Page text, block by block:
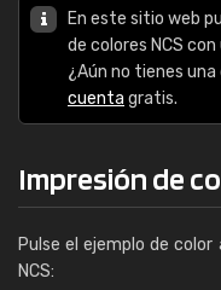
En este sitio web
de colores NCS
¿Aún no tienes
cuenta gratis.
Impresión de
Pulse el ejemplo de
NCS: